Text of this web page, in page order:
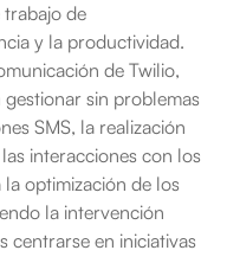
trabajo de
y la productividad.
de Twilio,
sin problemas
SMS, la realización
interacciones con los
optimización de los
la intervención
centrarse en iniciativas